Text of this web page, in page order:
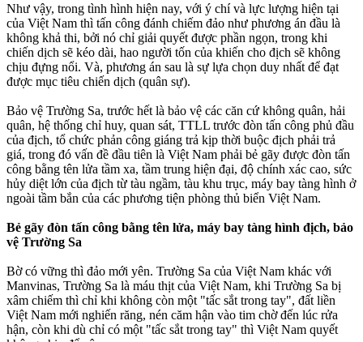
Như vậy, trong tình hình hiện nay, với ý chí và lực lượng hiện tại
của Việt Nam thì tấn công đánh chiếm đảo như phương án đầu là
không khả thi, bởi nó chỉ giải quyết được phần ngọn, trong khi
chiến dịch sẽ kéo dài, hao người tốn của khiến cho địch sẽ không
chịu đựng nổi. Và, phương án sau là sự lựa chọn duy nhất để đạt
được mục tiêu chiến dịch (quân sự).
Bảo vệ Trường Sa, trước hết là bảo vệ các căn cứ không quân, hải
quân, hệ thống chỉ huy, quan sát, TTLL trước đòn tấn công phủ đầu
của địch, tổ chức phản công giáng trả kịp thời buộc địch phải trả
giá, trong đó vấn đề đầu tiên là Việt Nam phải bẻ gãy được đòn tấn
công bằng tên lửa tầm xa, tầm trung hiện đại, độ chính xác cao, sức
hủy diệt lớn của địch từ tàu ngầm, tàu khu trục, máy bay tàng hình ở
ngoài tầm bắn của các phương tiện phòng thủ biển Việt Nam.
Bẻ gãy đòn tấn công bằng tên lửa, máy bay tàng hình địch, bảo
vệ Trường Sa
Bờ có vững thì đảo mới yên. Trường Sa của Việt Nam khác với
Manvinas, Trường Sa là máu thịt của Việt Nam, khi Trường Sa bị
xâm chiếm thì chỉ khi không còn một "tấc sắt trong tay", đất liền
Việt Nam mới nghiến răng, nén căm hận vào tim chờ đến lúc rửa
hận, còn khi dù chỉ có một "tấc sắt trong tay" thì Việt Nam quyết